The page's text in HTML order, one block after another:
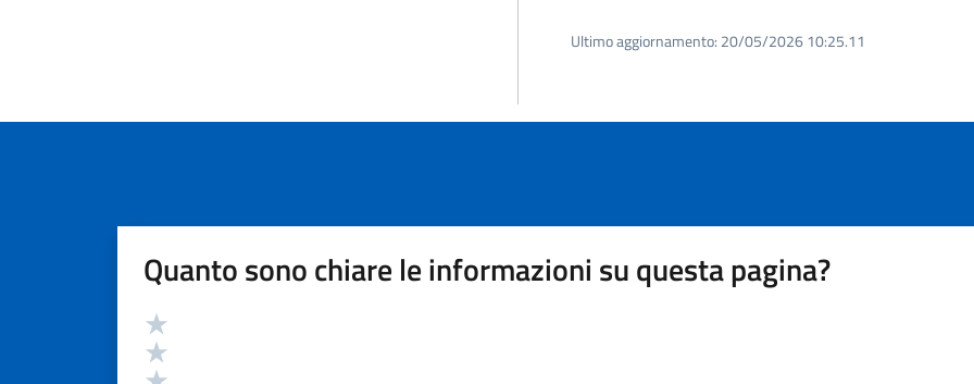
Ultimo aggiornamento: 20/05/2026 10:25.11
Quanto sono chiare le informazioni su questa pagina?
Valutazione